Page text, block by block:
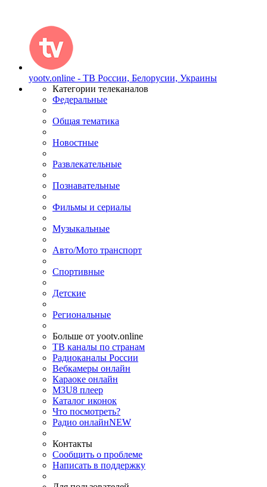
yootv.online - ТВ России, Белорусии, Украины
Категории телеканалов
Федеральные
Общая тематика
Новостные
Развлекательные
Познавательные
Фильмы и сериалы
Музыкальные
Авто/Мото транспорт
Спортивные
Детские
Региональные
Больше от yootv.online
ТВ каналы по странам
Радиоканалы России
Вебкамеры онлайн
Караоке онлайн
M3U8 плеер
Каталог иконок
Что посмотреть?
Радио онлайнNEW
Контакты
Сообщить о проблеме
Написать в поддержку